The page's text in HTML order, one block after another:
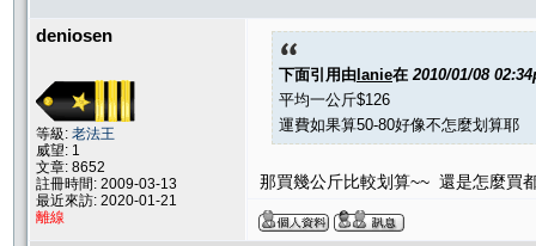
deniosen
等級: 老法王
威望: 1
文章: 8652
註冊時間: 2009-03-13
最近來訪: 2020-01-21
離線
下面引用由lanie在 2010/01/08
平均一公斤$126
運費如果算50-80好像不怎麼划算耶
那買幾公斤比較划算~~ 還是怎麼買